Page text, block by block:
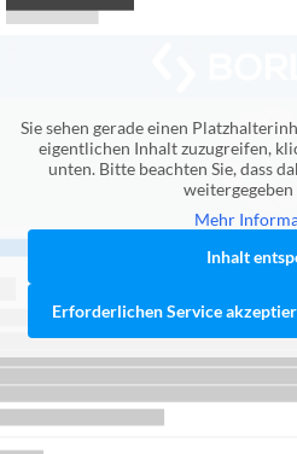
Sie sehen gerade einen
eigentlichen Inhalt zuzugreifen,
unten. Bitte beachten Sie, dass
Mehr
Inhalt
Erforderlichen Service